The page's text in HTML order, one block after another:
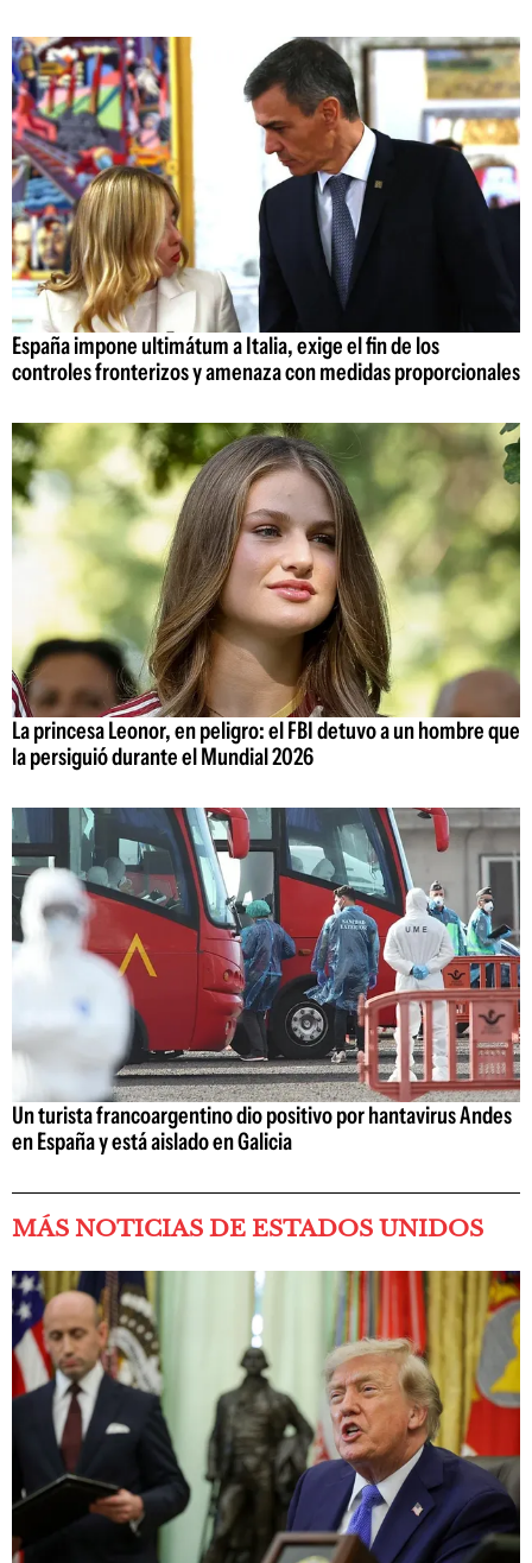
España impone ultimátum a Italia, exige el fin de los
controles fronterizos y amenaza con medidas proporcionales
La princesa Leonor, en peligro: el FBI detuvo a un hombre que
la persiguió durante el Mundial 2026
Un turista francoargentino dio positivo por hantavirus Andes
en España y está aislado en Galicia
MÁS NOTICIAS DE ESTADOS UNIDOS